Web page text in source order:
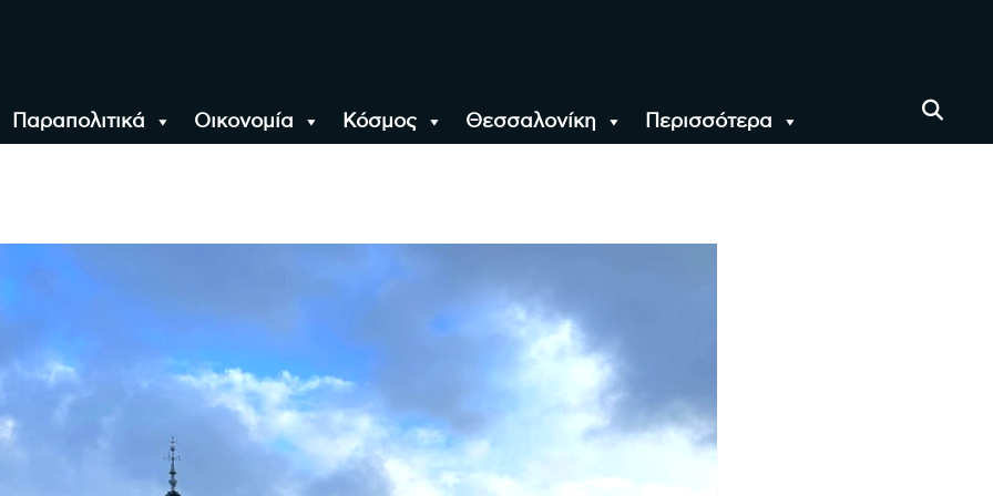
Παραπολιτικά Οικονομία Κόσμος Θεσσαλονίκη Περισσότερα